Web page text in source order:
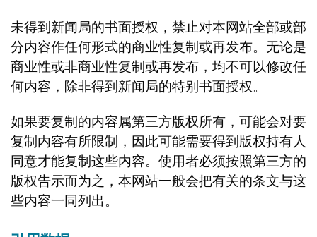
未得到新闻局的书面授权，禁止对本网站全部或部
分内容作任何形式的商业性复制或再发布。无论是
商业性或非商业性复制或再发布，均不可以修改任
何内容，除非得到新闻局的特别书面授权。
如果要复制的内容属第三方版权所有，可能会对要
复制内容有所限制，因此可能需要得到版权持有人
同意才能复制这些内容。使用者必须按照第三方的
版权告示而为之，本网站一般会把有关的条文与这
些内容一同列出。